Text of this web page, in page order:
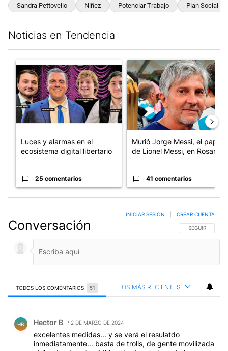
Sandra Pettovello Niñez Potenciar Trabajo Plan Social
Noticias en Tendencia
Un artículo de tendencia con el título "Luces y alarmas en el
Luces y alarmas en el
ecosistema digital libertario
25 comentarios
Un artículo de tendencia con
Murió Jorge Messi, el papá
de Lionel Messi, en Rosario
41 comentarios
Conversación SIGA ESTA
SEGUIR
INICIAR SESIÓN CREAR CUENTA
TODOS LOS COMENTARIOS 51 LOS MÁS RECIENTES
HB Hector B 2 DE MARZO DE 2024
excelentes medidas... y se verá el resulatdo
inmediatamente... basta de trolls, de gente movilizada